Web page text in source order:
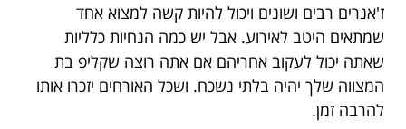
ז'אנרים רבים ושונים ויכול להיות קשה למצוא אחד
שמתאים היטב לאירוע. אבל יש כמה הנחיות כלליות
שאתה יכול לעקוב אחריהם אם אתה רוצה שקליפ בת
המצווה שלך יהיה בלתי נשכח. ושכל האורחים יזכרו אותו
להרבה זמן.